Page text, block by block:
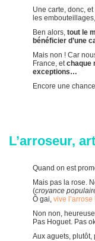
Une carte, donc,
les
Ben alors, tout le
bénéficier d’une
Mais non ! Car
France, etchaque
exceptions…
Encore une
L’arroseur,
Quand on est
Mais pas la rose.
(croyance
Ô gai, vive l’arrose
Non non,
Pas Hoguet. Pas
Aux aguets,